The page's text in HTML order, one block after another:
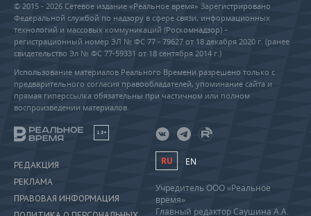
© 2015 - 2026 Сетевое издание «Реальное время» Зарегистрировано
Федеральной службой по надзору в сфере связи, информационных
технологий и массовых коммуникаций (Роскомнадзор) –
регистрационный номер ЭЛ № ФС 77 - 79627 от 18 декабря 2020 г. (ранее
свидетельство Эл № ФС 77-59331 от 18 сентября 2014 г.)
Использование материалов Реального Времени разрешено только с
предварительного согласия правообладателей, упоминание сайта и
прямая гиперссылка обязательны при частичном или полном
воспроизведении материалов.
18+
РЕДАКЦИЯ
РЕКЛАМА
ПРАВОВАЯ ИНФОРМАЦИЯ
RU EN
Учредитель ООО «Реальное
время»
Главный редактор Саушина А.А.